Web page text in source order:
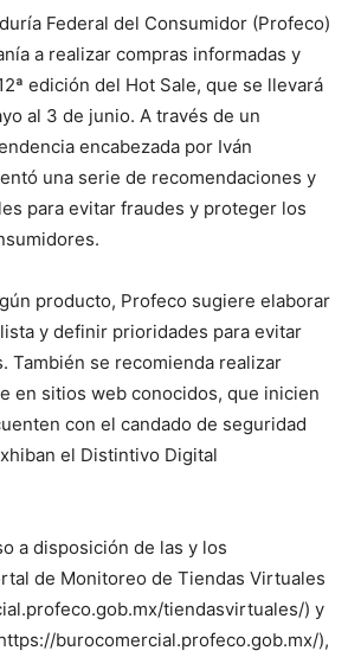
Federal del Consumidor (Profeco)
a realizar compras informadas y
edición del Hot Sale, que se llevará
al 3 de junio. A través de un
encabezada por Iván
una serie de recomendaciones y
para evitar fraudes y proteger los
producto, Profeco sugiere elaborar
y definir prioridades para evitar
También se recomienda realizar
en sitios web conocidos, que inicien
con el candado de seguridad
el Distintivo Digital
a disposición de las y los
de Monitoreo de Tiendas Virtuales
tiendasvirtuales/) y
burocomercial.profeco.gob.mx/),